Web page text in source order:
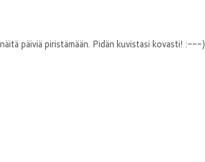
päiviä piristämään. Pidän kuvistasi kovasti! :---)